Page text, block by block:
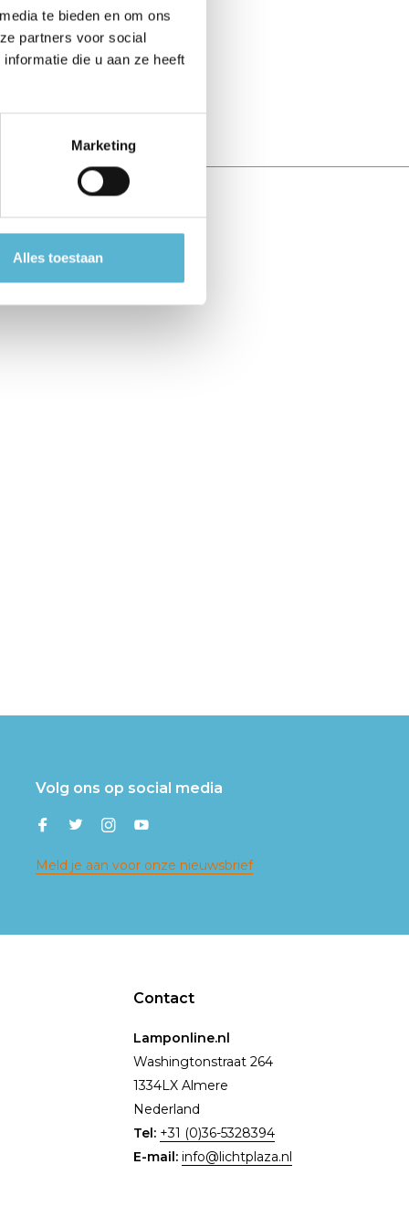
te bieden en om ons
partners voor social
die u aan ze heeft
Marketing
Alles toestaan
Volg ons op social media
Meld je aan voor onze nieuwsbrief
Contact
Lamponline.nl
Washingtonstraat 264
1334LX Almere
Nederland
Tel: +31 (0)36-5328394
E-mail: info@lichtplaza.nl